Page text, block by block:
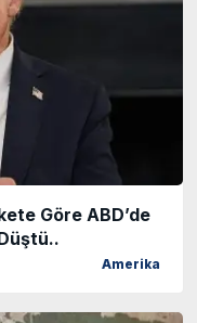
Göre ABD’de
Amerika